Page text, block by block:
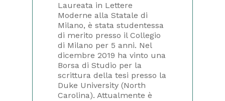
Laureata in Lettere
Moderne alla Statale di
Milano, è stata studentessa
di merito presso il Collegio
di Milano per 5 anni. Nel
dicembre 2019 ha vinto una
Borsa di Studio per la
scrittura della tesi presso la
Duke University (North
Carolina). Attualmente è